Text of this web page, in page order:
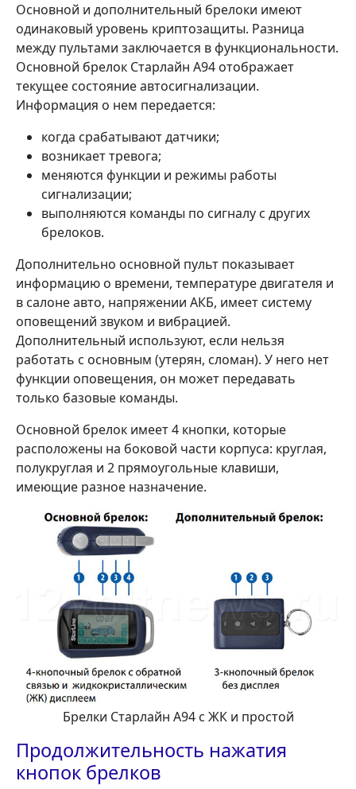
Основной и дополнительный брелоки имеют
одинаковый уровень криптозащиты. Разница
между пультами заключается в функциональности.
Основной брелок Старлайн А94 отображает
текущее состояние автосигнализации.
Информация о нем передается:
когда срабатывают датчики;
возникает тревога;
меняются функции и режимы работы
сигнализации;
выполняются команды по сигналу с других
брелоков.
Дополнительно основной пульт показывает
информацию о времени, температуре двигателя и
в салоне авто, напряжении АКБ, имеет систему
оповещений звуком и вибрацией.
Дополнительный используют, если нельзя
работать с основным (утерян, сломан). У него нет
функции оповещения, он может передавать
только базовые команды.
Основной брелок имеет 4 кнопки, которые
расположены на боковой части корпуса: круглая,
полукруглая и 2 прямоугольные клавиши,
имеющие разное назначение.
Брелки Старлайн А94 с ЖК и простой
Продолжительность нажатия
кнопок брелков